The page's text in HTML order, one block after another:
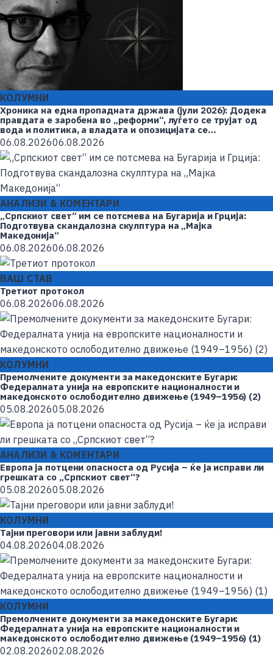
КОЛУМНИ
Хроника на една пропадната држава (јули 2026): Додека
правдата е заробена во „реформи“, луѓето се трујат од
вода и политика, а владата и опозицијата се
„реконструираат“ – земјата тоне во „достоинство“ и
молчи пред Украина
06.08.202606.08.2026
АНАЛИЗИ & КОМЕНТАРИ
„Српскиот свет“ им се потсмева на Бугарија и Грција:
Подготвува скандалозна скулптура на „Мајка
Македонија“
06.08.202606.08.2026
ВАШ СТАВ
Третиот протокол
06.08.202606.08.2026
КОЛУМНИ
Премолчените документи за македонските Бугари:
Федералната унија на европските националности и
македонското ослободително движење (1949–1956) (2)
05.08.202605.08.2026
АНАЛИЗИ & КОМЕНТАРИ
Европа ја потцени опасноста од Русија – ќе ја исправи ли
грешката со „Српскиот свет“?
05.08.202605.08.2026
КОЛУМНИ
Taјни преговори или јавни заблуди!
04.08.202604.08.2026
КОЛУМНИ
Премолчените документи за македонските Бугари:
Федералната унија на европските националности и
македонското ослободително движење (1949–1956) (1)
02.08.202602.08.2026